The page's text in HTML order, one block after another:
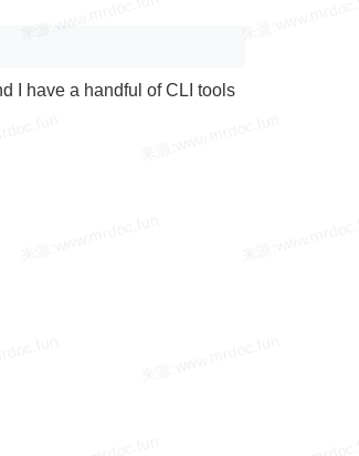
I have a handful of CLI tools